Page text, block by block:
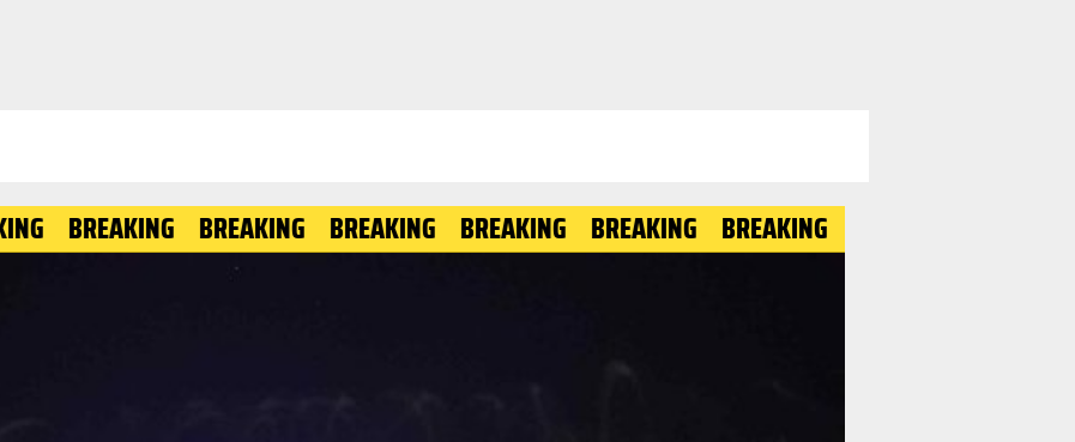
BREAKING BREAKING BREAKING BREAKING BREAKING BREAKING BREAKING